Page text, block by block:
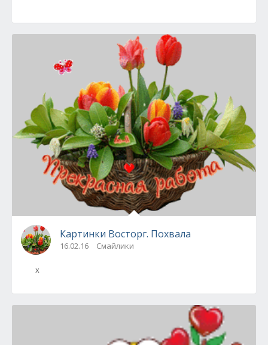
Картинки Восторг. Похвала
16.02.16 Смайлики